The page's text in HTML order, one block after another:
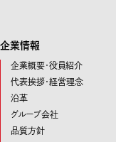
企業情報
企業概要・役員紹介
代表挨拶・経営理念
沿革
グループ会社
品質方針